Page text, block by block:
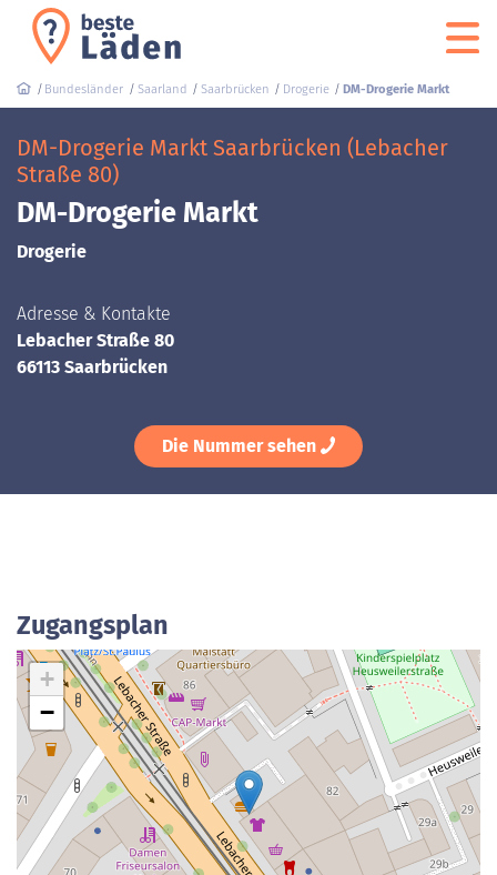
Bundesländer Saarland Saarbrücken Drogerie DM-Drogerie Markt
DM-Drogerie Markt Saarbrücken (Lebacher
Straße 80)
DM-Drogerie Markt
Drogerie
Adresse & Kontakte
Lebacher Straße 80
66113 Saarbrücken
Die Nummer sehen
Zugangsplan
+
−